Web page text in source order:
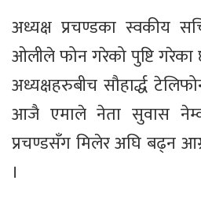
अध्यक्ष प्रचण्डका स्वकीय
ओलीले फोन गरेको पुष्टि गरेका
अध्यक्षहरुबीच सौहार्द्ध
आजै एमाले नेता सुवास
प्रचण्डसँग मिलेर अघि बढ्न
।